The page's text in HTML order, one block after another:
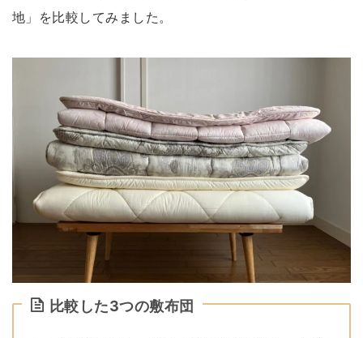
地」を比較してみました。
比較した3つの敷布団